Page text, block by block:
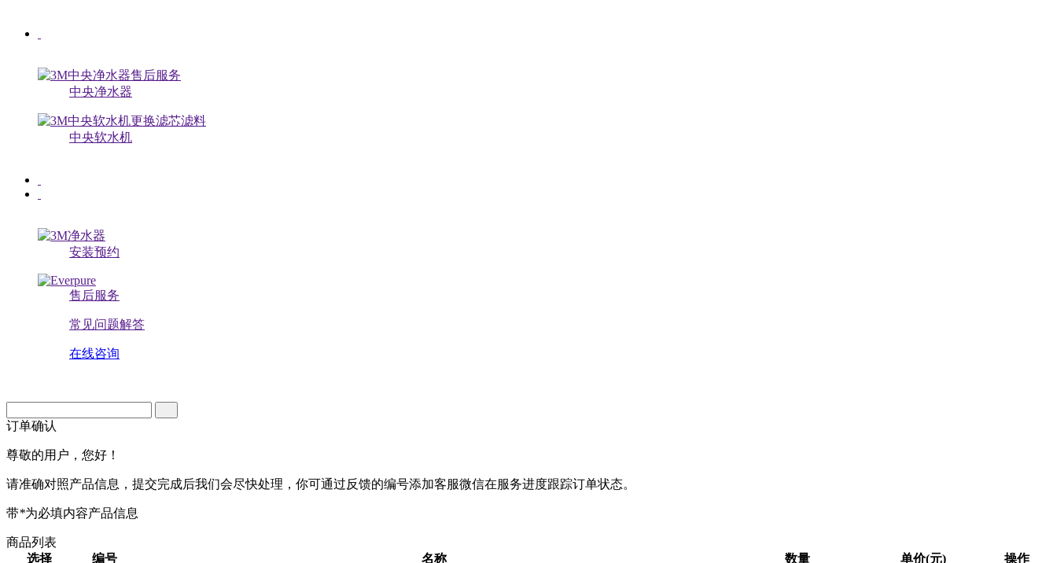
中央净水器
中央软水机
安装预约
售后服务
常见问题解答
在线咨询
订单确认
尊敬的用户，您好！
请准确对照产品信息，提交完成后我们会尽快处理，你可通过反馈的编号添加客服微信在服务进度跟踪订单状态。
带*为必填内容产品信息
商品列表
选择
编号 名称 数量 单价(元) 操作